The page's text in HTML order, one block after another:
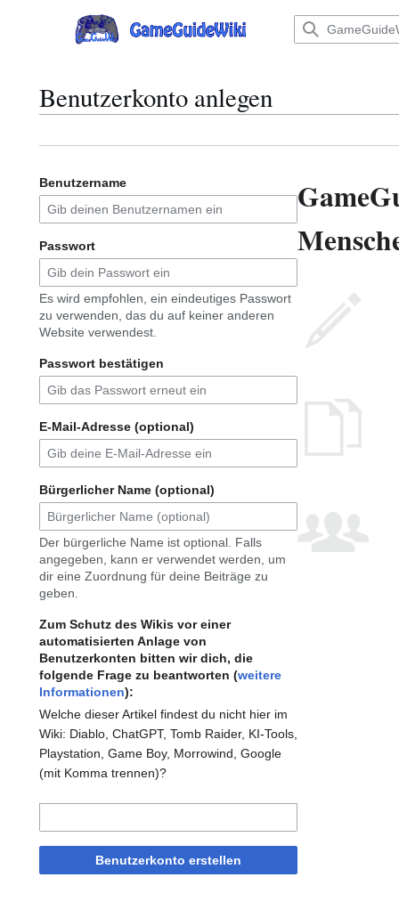
Hauptmenü
Benutzerkonto anlegen
Benutzername
Passwort
Es wird empfohlen, ein eindeutiges Passwort
zu verwenden, das du auf keiner anderen
Website verwendest.
Passwort bestätigen
E-Mail-Adresse (optional)
Bürgerlicher Name (optional)
Der bürgerliche Name ist optional. Falls
angegeben, kann er verwendet werden, um
dir eine Zuordnung für deine Beiträge zu
geben.
Zum Schutz des Wikis vor einer
automatisierten Anlage von
Benutzerkonten bitten wir dich, die
folgende Frage zu beantworten (weitere
Informationen):
Welche dieser Artikel findest du nicht hier im
Wiki: Diablo, ChatGPT, Tomb Raider, KI-Tools,
Playstation, Game Boy, Morrowind, Google
(mit Komma trennen)?
Benutzerkonto erstellen